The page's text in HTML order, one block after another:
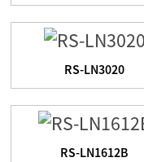
RS-LN3020
RS-LN1612B